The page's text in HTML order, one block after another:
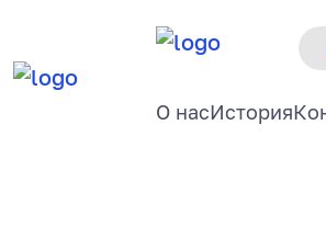
О насИстория